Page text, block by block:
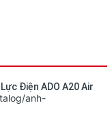
Điện ADO A20 Air